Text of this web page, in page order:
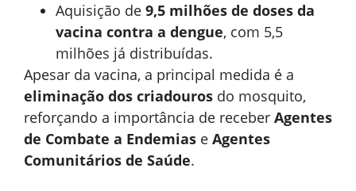
Aquisição de 9,5 milhões de doses da
vacina contra a dengue, com 5,5
milhões já distribuídas.
Apesar da vacina, a principal medida é a
eliminação dos criadouros do mosquito,
reforçando a importância de receber Agentes
de Combate a Endemias e Agentes
Comunitários de Saúde.